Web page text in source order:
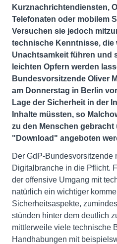
Kurznachrichtendiensten,
Telefonaten oder mobilem
Versuchen sie jedoch
technische Kenntnisse, die
Unachtsamkeit führen und
leichten Opfern werden
Bundesvorsitzende Oliver
am Donnerstag in Berlin
Lage der Sicherheit in der
Inhalte müssten, so
zu den Menschen
"Download" angeboten
Der GdP-Bundesvorsitzende
Digitalbranche in die Pflicht.
der offensive Umgang mit
natürlich ein wichtiger
Sicherheitsaspekte,
stünden hinter dem deutlich
mittlerweile viele technische
Handhabungen mit